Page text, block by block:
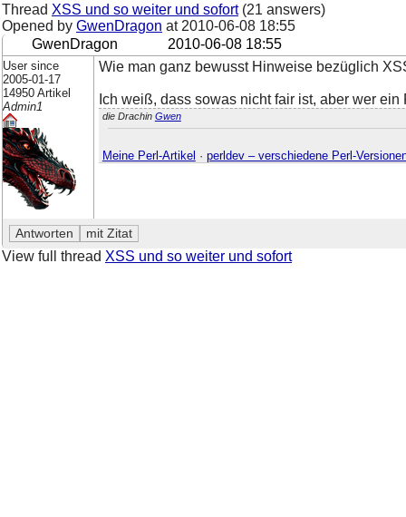
Thread XSS und so weiter und sofort(21 answers)
Opened by GwenDragon at 2010-06-08 18:55
GwenDragon
2010-06-08 18:55
User since
2005-01-17
14950 Artikel
Admin1
Wie man ganz bewusst Hinweise bezüglich
Ich weiß, dass sowas nicht fair ist, aber wer
die Drachin Gwen
Meine Perl-Artikel · perldev – verschiedene Perl-
View full thread XSS und so weiter und sofort